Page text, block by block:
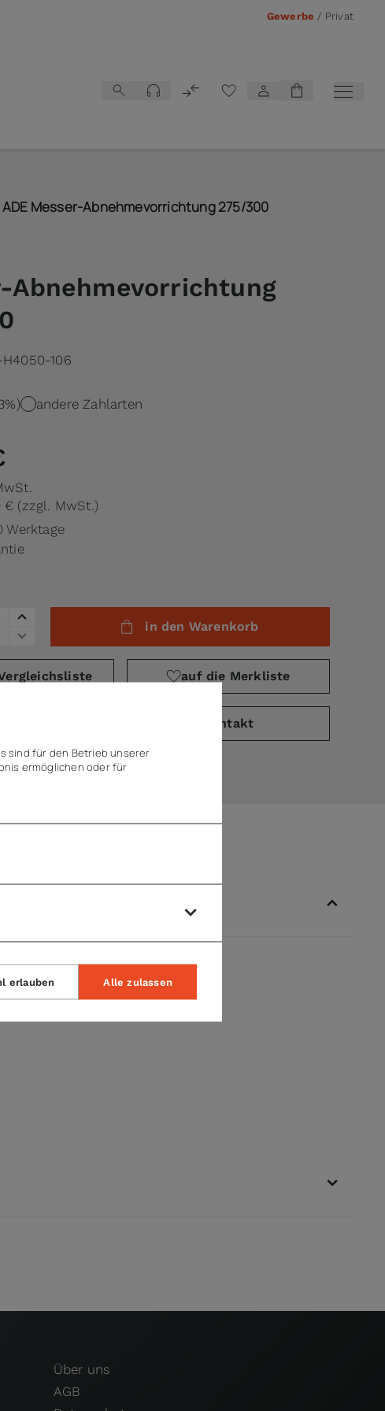
Gewerbe / Privat
ADE Messer-Abnehmevorrichtung 275/300
Abnehmevorrichtung
H4050-106
andere Zahlarten
€ (zzgl. MwSt.)
Werktage
in den Warenkorb
auf die Merkliste
Kontakt
Über uns
AGB
sind für den Betrieb unserer
ermöglichen oder für
erlauben Alle zulassen